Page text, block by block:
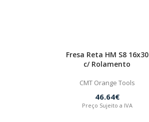
Fresa Reta HM S8 16x30
c/ Rolamento
CMT Orange Tools
46.64€
Preço Sujeito a IVA